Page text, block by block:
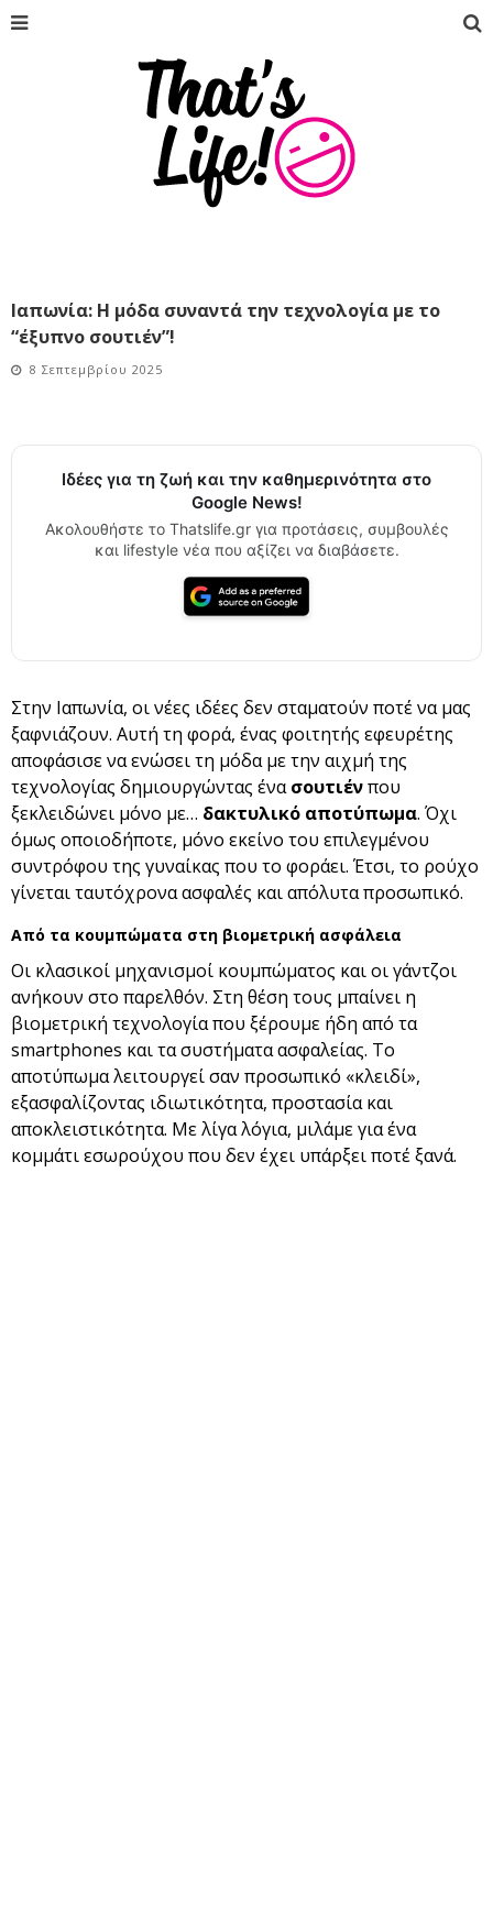
Ιαπωνία: Η μόδα συναντά την τεχνολογία με το
“έξυπνο σουτιέν”!
8 Σεπτεμβρίου 2025
Ιδέες για τη ζωή και την καθημερινότητα στο
Google News!
Ακολουθήστε το Thatslife.gr για προτάσεις, συμβουλές
και lifestyle νέα που αξίζει να διαβάσετε.
Στην Ιαπωνία, οι νέες ιδέες δεν σταματούν ποτέ να μας
ξαφνιάζουν. Αυτή τη φορά, ένας φοιτητής εφευρέτης
αποφάσισε να ενώσει τη μόδα με την αιχμή της
τεχνολογίας δημιουργώντας ένασουτιένπου
ξεκλειδώνει μόνο με… δακτυλικό αποτύπωμα. Όχι
όμως οποιοδήποτε, μόνο εκείνο του επιλεγμένου
συντρόφου της γυναίκας που το φοράει. Έτσι, το ρούχο
γίνεται ταυτόχρονα ασφαλές και απόλυτα προσωπικό.
Από τα κουμπώματα στη βιομετρική ασφάλεια
Οι κλασικοί μηχανισμοί κουμπώματος και οι γάντζοι
ανήκουν στο παρελθόν. Στη θέση τους μπαίνει η
βιομετρική τεχνολογία που ξέρουμε ήδη από τα
smartphones και τα συστήματα ασφαλείας. Το
αποτύπωμα λειτουργεί σαν προσωπικό «κλειδί»,
εξασφαλίζοντας ιδιωτικότητα, προστασία και
αποκλειστικότητα. Με λίγα λόγια, μιλάμε για ένα
κομμάτι εσωρούχου που δεν έχει υπάρξει ποτέ ξανά.